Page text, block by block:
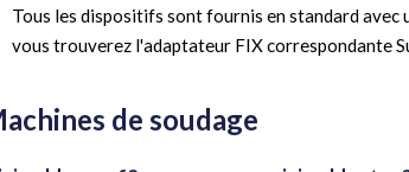
Tous les dispositifs sont fournis en standard avec
vous trouverez l'adaptateur FIX correspondante
de soudage